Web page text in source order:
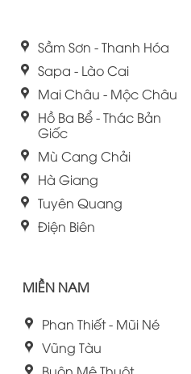
Sầm Sơn - Thanh Hóa
Sapa - Lào Cai
Mai Châu - Mộc Châu
Hồ Ba Bể - Thác Bản
Giốc
Mù Cang Chải
Hà Giang
Tuyên Quang
Điện Biên
MIỀN NAM
Phan Thiết - Mũi Né
Vũng Tàu